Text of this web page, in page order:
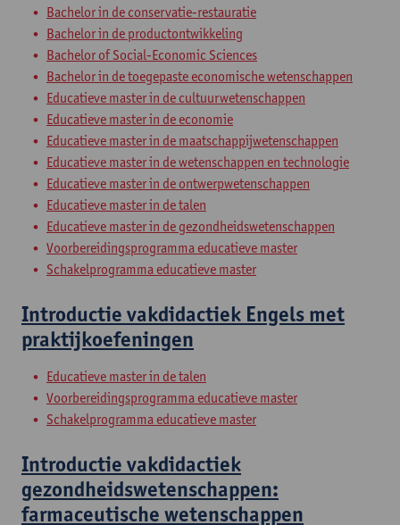
Bachelor in de conservatie-restauratie
Bachelor in de productontwikkeling
Bachelor of Social-Economic Sciences
Bachelor in de toegepaste economische wetenschappen
Educatieve master in de cultuurwetenschappen
Educatieve master in de economie
Educatieve master in de maatschappijwetenschappen
Educatieve master in de wetenschappen en technologie
Educatieve master in de ontwerpwetenschappen
Educatieve master in de talen
Educatieve master in de gezondheidswetenschappen
Voorbereidingsprogramma educatieve master
Schakelprogramma educatieve master
Introductie vakdidactiek Engels met
praktijkoefeningen
Educatieve master in de talen
Voorbereidingsprogramma educatieve master
Schakelprogramma educatieve master
Introductie vakdidactiek
gezondheidswetenschappen:
farmaceutische wetenschappen